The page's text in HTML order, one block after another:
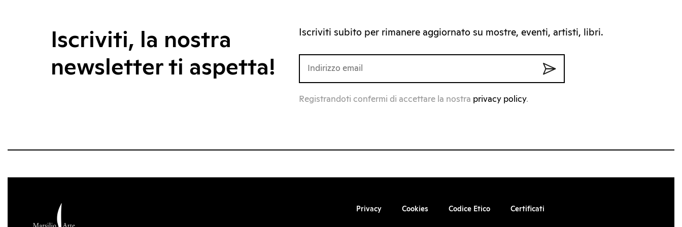
Iscriviti, la nostra
newsletter ti aspetta!
Iscriviti subito per rimanere aggiornato su mostre, eventi, artisti, libri.
Registrandoti confermi di accettare la nostra privacy policy.
Privacy Cookies Codice Etico Certificati